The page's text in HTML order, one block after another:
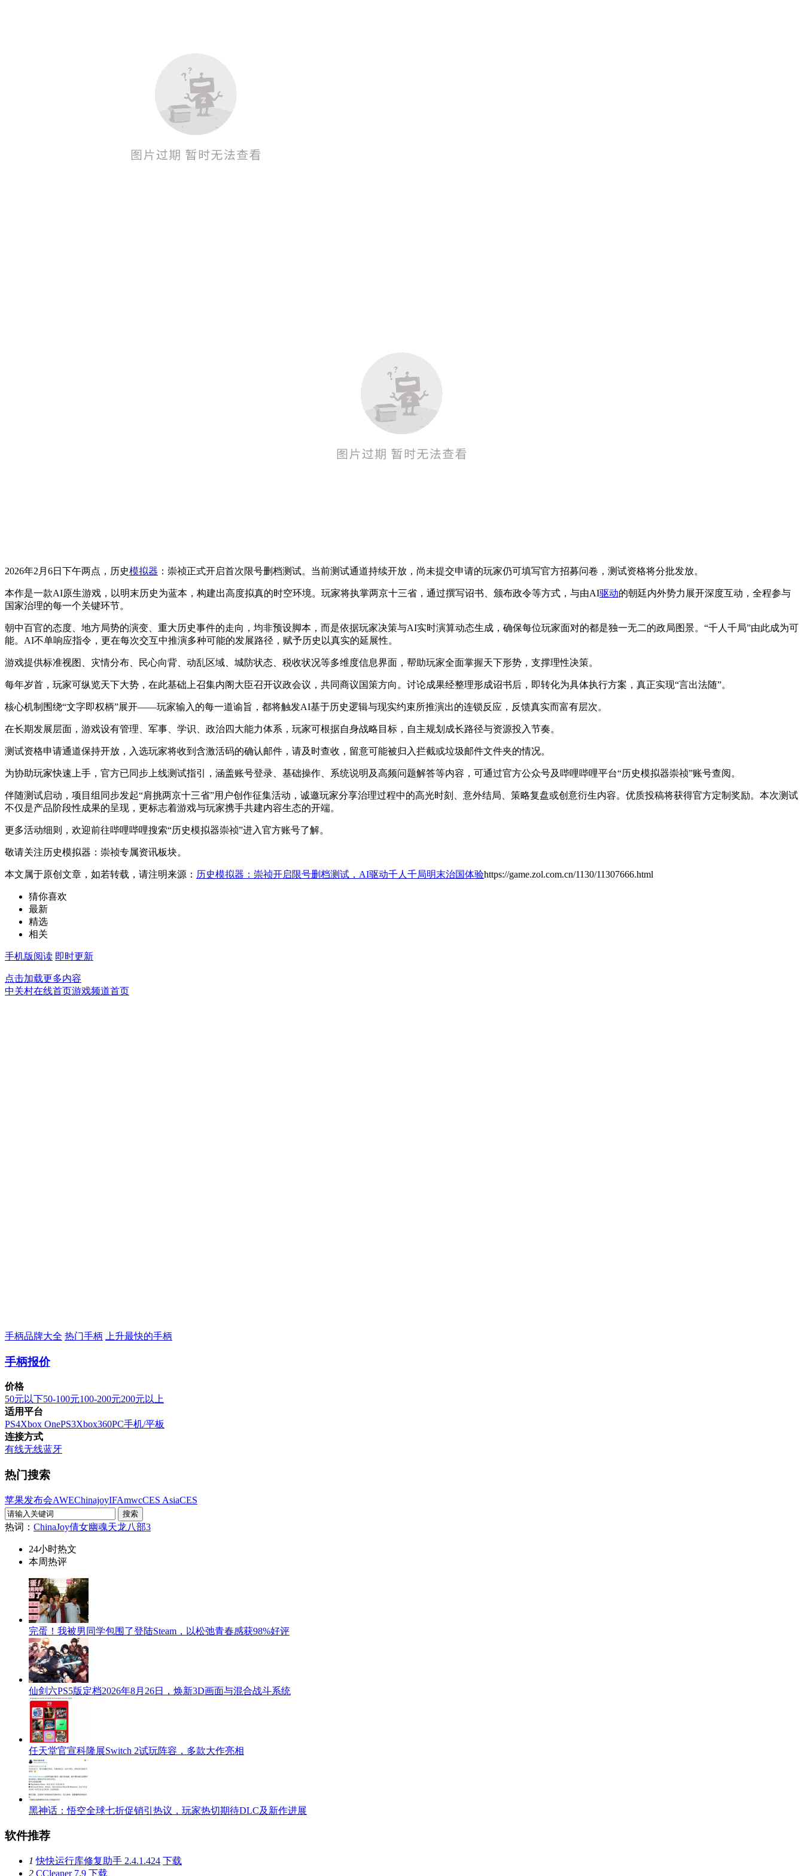
2026年2月6日下午两点，历史模拟器 ：崇祯正式开启首次限号删档测试。当前测试通道持续开放，尚未提交申请的玩家仍可填写官方招募问卷，测试资格将分批发放。
本作是一款AI原生游戏，以明末历史为蓝本，构建出高度拟真的时空环境。玩家将执掌两京十三省，通过撰写诏书、颁布政令等方式，与由AI驱动的朝廷内外势力展开深度互动，全程参与
国家治理的每一个关键环节。
朝中百官的态度、地方局势的演变、重大历史事件的走向，均非预设脚本，而是依据玩家决策与AI实时演算动态生成，确保每位玩家面对的都是独一无二的政局图景。“千人千局”由此成为可
能。AI不单响应指令，更在每次交互中推演多种可能的发展路径，赋予历史以真实的延展性。
游戏提供标准视图、灾情分布、民心向背、动乱区域、城防状态、税收状况等多维度信息界面，帮助玩家全面掌握天下形势，支撑理性决策。
每年岁首，玩家可纵览天下大势，在此基础上召集内阁大臣召开议政会议，共同商议国策方向。讨论成果经整理形成诏书后，即转化为具体执行方案，真正实现“言出法随”。
核心机制围绕“文字即权柄”展开——玩家输入的每一道谕旨，都将触发AI基于历史逻辑与现实约束所推演出的连锁反应，反馈真实而富有层次。
在长期发展层面，游戏设有管理、军事、学识、政治四大能力体系，玩家可根据自身战略目标，自主规划成长路径与资源投入节奏。
测试资格申请通道保持开放，入选玩家将收到含激活码的确认邮件，请及时查收，留意可能被归入拦截或垃圾邮件文件夹的情况。
为协助玩家快速上手，官方已同步上线测试指引，涵盖账号登录、基础操作、系统说明及高频问题解答等内容，可通过官方公众号及哔哩哔哩平台“历史模拟器崇祯”账号查阅。
伴随测试启动，项目组同步发起“肩挑两京十三省”用户创作征集活动，诚邀玩家分享治理过程中的高光时刻、意外结局、策略复盘或创意衍生内容。优质投稿将获得官方定制奖励。本次测试
不仅是产品阶段性成果的呈现，更标志着游戏与玩家携手共建内容生态的开端。
更多活动细则，欢迎前往哔哩哔哩搜索“历史模拟器崇祯”进入官方账号了解。
敬请关注历史模拟器：崇祯专属资讯板块。
本文属于原创文章，如若转载，请注明来源： 历史模拟器：崇祯开启限号删档测试，AI驱动千人千局明末治国体验https://game.zol.com.cn/1130/11307666.html
猜你喜欢
最新
精选
相关
手机版阅读 即时更新
点击加载更多内容
中关村在线首页游戏频道首页
手柄品牌大全 热门手柄 上升最快的手柄
手柄报价
价格
50元以下50-100元100-200元200元以上
适用平台
PS4Xbox OnePS3Xbox360PC手机/平板
连接方式
有线无线蓝牙
热门搜索
苹果发布会AWEChinajoyIFAmwcCES AsiaCES
热词： ChinaJoy倩女幽魂天龙八部3
24小时热文
本周热评
完蛋！我被男同学包围了登陆Steam，以松弛青春感获98%好评
仙剑六PS5版定档2026年8月26日，焕新3D画面与混合战斗系统
任天堂官宣科隆展Switch 2试玩阵容，多款大作亮相
黑神话：悟空全球七折促销引热议，玩家热切期待DLC及新作进展
软件推荐
1 快快运行库修复助手 2.4.1.424 下载
2 CCleaner 7.9 下载